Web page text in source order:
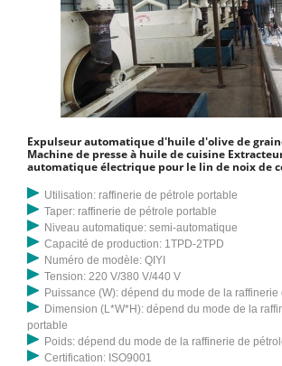
Expulseur automatique d'huile d'olive de
Machine de presse à huile de cuisine
automatique électrique pour le lin de noix de
Utilisation: raffinerie de pétrole portable
Taper: raffinerie de pétrole portable
Niveau automatique: semi-automatique
Capacité de production: 1TPD-2TPD
Numéro de modèle: QIYI
Tension: 220 V/380 V/440 V
Puissance (W): dépend du mode de la
Dimension (L*W*H): dépend du mode de la
portable
Poids: dépend du mode de la raffinerie de
Certification: ISO9001